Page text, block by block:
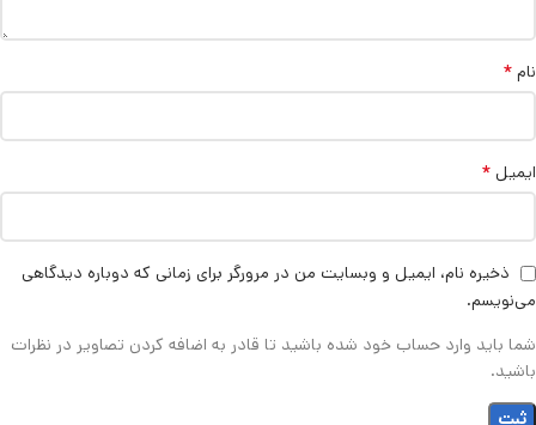
نام *
ایمیل *
ذخیره نام، ایمیل و وبسایت من در مرورگر برای زمانی که دوباره دیدگاهی
می‌نویسم.
شما باید وارد حساب خود شده باشید تا قادر به اضافه کردن تصاویر در نظرات
باشید.